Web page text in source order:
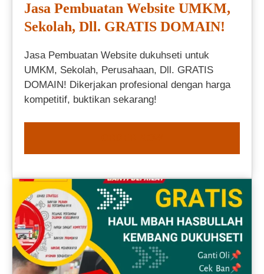
Jasa Pembuatan Website UMKM,
Sekolah, Dll. GRATIS DOMAIN!
Jasa Pembuatan Website dukuhseti untuk
UMKM, Sekolah, Perusahaan, Dll. GRATIS
DOMAIN! Dikerjakan profesional dengan harga
kompetitif, buktikan sekarang!